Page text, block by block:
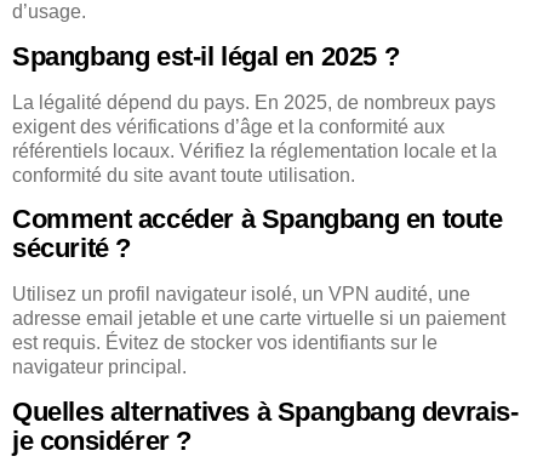
d’usage.
Spangbang est-il légal en 2025 ?
La légalité dépend du pays. En 2025, de nombreux pays
exigent des vérifications d’âge et la conformité aux
référentiels locaux. Vérifiez la réglementation locale et la
conformité du site avant toute utilisation.
Comment accéder à Spangbang en toute
sécurité ?
Utilisez un profil navigateur isolé, un VPN audité, une
adresse email jetable et une carte virtuelle si un paiement
est requis. Évitez de stocker vos identifiants sur le
navigateur principal.
Quelles alternatives à Spangbang devrais-
je considérer ?